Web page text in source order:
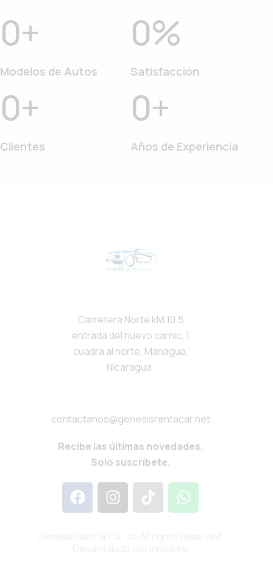
0+
Modelos de Autos
0%
Satisfacción
0+
Clientes
0+
Años de Experiencia
Carretera Norte kM 10.5
entrada del nuevo carnic, 1
cuadra al norte, Managua,
Nicaragua.
contactanos@genesisrentacar.net
Recibe las últimas novedades.
Solo suscríbete.